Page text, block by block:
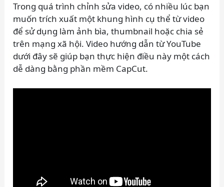
Trong quá trình chỉnh sửa video, có nhiều lúc bạn
muốn trích xuất một khung hình cụ thể từ video
để sử dụng làm ảnh bìa, thumbnail hoặc chia sẻ
trên mạng xã hội. Video hướng dẫn từ YouTube
dưới đây sẽ giúp bạn thực hiện điều này một cách
dễ dàng bằng phần mềm CapCut.